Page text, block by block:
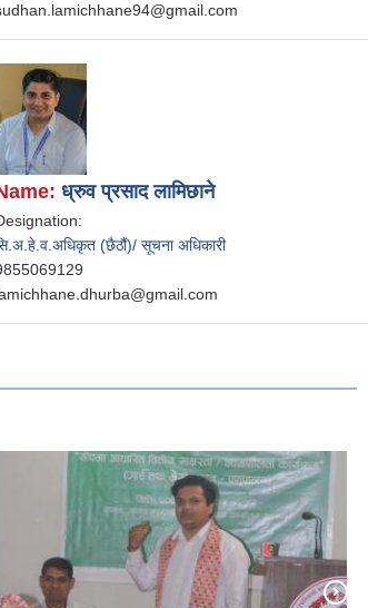
ध्रुव प्रसाद लामिछाने
(छैठौं)/ सूचना अधिकारी